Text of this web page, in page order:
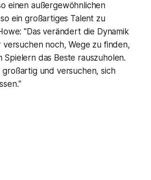
einen außergewöhnlichen
ein großartiges Talent zu
"Das verändert die Dynamik
versuchen noch, Wege zu finden,
Spielern das Beste rauszuholen.
großartig und versuchen, sich